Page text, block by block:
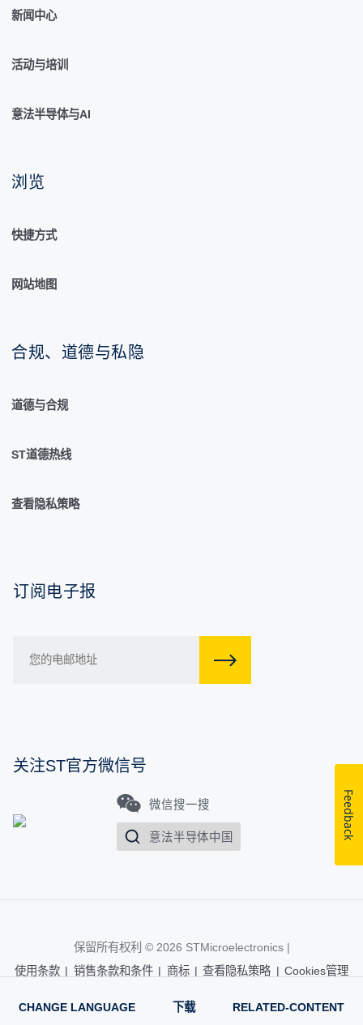
CHANGE LANGUAGE 下载 RELATED-CONTENT
新闻中心
活动与培训
意法半导体与AI
浏览
快捷方式
网站地图
合规、道德与私隐
道德与合规
ST道德热线
查看隐私策略
订阅电子报
关注ST官方微信号
微信搜一搜
意法半导体中国
保留所有权利 © 2026 STMicroelectronics |
使用条款 | 销售条款和条件 | 商标 | 查看隐私策略 | Cookies管理
Feedback